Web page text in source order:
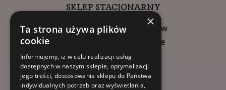
SKLEP STACJONARNY
ul. Wadowicka 6, Kraków
Kompleks Buma Square
godziny otwarcia:
9:00 - 18:00 (pon-pt)
10:00 - 14:00 (sob)
×
Ta strona używa plików
cookie
Informujemy, iż w celu realizacji usług
dostępnych w naszym sklepie, optymalizacji
jego treści, dostosowania sklepu do Państwa
indywidualnych potrzeb oraz wyświetlania,